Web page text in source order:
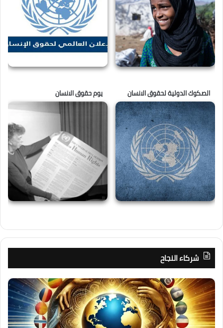
الصكوك الدولية لحقوق الانسان يوم حقوق الانسان
شركاء النجاح